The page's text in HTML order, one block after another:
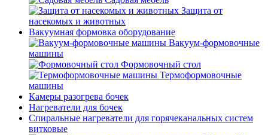
Защита от
насекомых и животных
Вакуумная формовка оборудование
Вакуум-формовочные
машины
Формовочный стол
Термоформовочные
машины
Камеры разогрева бочек
Нагреватели для бочек
Спиральные нагреватели для горячеканальных систем
витковые